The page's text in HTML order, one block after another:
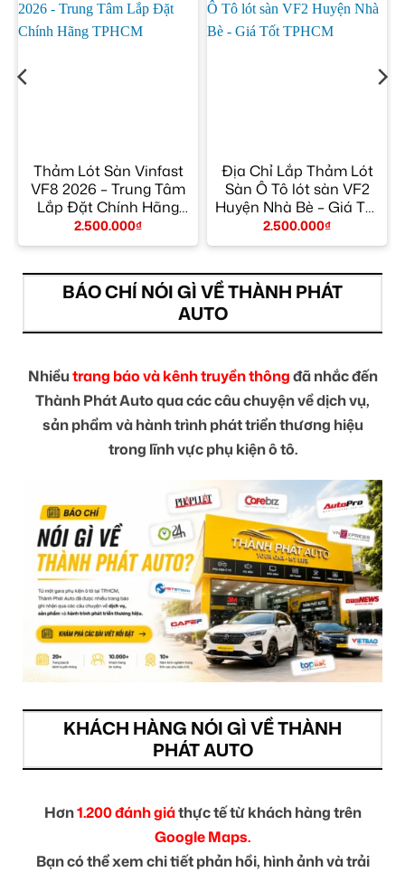
Thảm Lót Sàn Vinfast
VF8 2026 – Trung Tâm
Lắp Đặt Chính Hãng
TPHCM
2.500.000₫
Địa Chỉ Lắp Thảm Lót
Sàn Ô Tô lót sàn VF2
Huyện Nhà Bè – Giá Tốt
TPHCM
2.500.000₫
BÁO CHÍ NÓI GÌ VỀ THÀNH PHÁT
AUTO
Nhiềutrang báo và kênh truyền thôngđã nhắc đến
Thành Phát Auto qua các câu chuyện về dịch vụ,
sản phẩm và hành trình phát triển thương hiệu
trong lĩnh vực phụ kiện ô tô.
KHÁCH HÀNG NÓI GÌ VỀ THÀNH
PHÁT AUTO
Hơn1.200 đánh giáthực tế từ khách hàng trên
Google Maps.
Bạn có thể xem chi tiết phản hồi, hình ảnh và trải